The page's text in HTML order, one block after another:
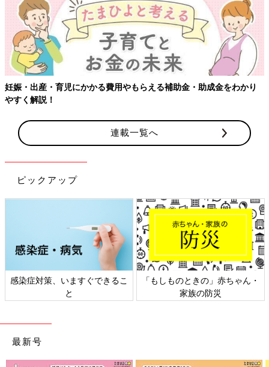
金をわかり 【ワクチン接種できるものも】妊婦の感染症対策、知
連載一覧へ
ピックアップ
」赤ちゃん・
日本外来小児科学会リーフレッ
六星占術 細木か
最新号